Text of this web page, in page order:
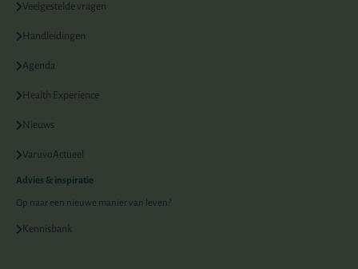
Veelgestelde vragen
Handleidingen
Agenda
Health Experience
Nieuws
VaruvoActueel
Advies & inspiratie
Op naar een nieuwe manier van leven?
Kennisbank